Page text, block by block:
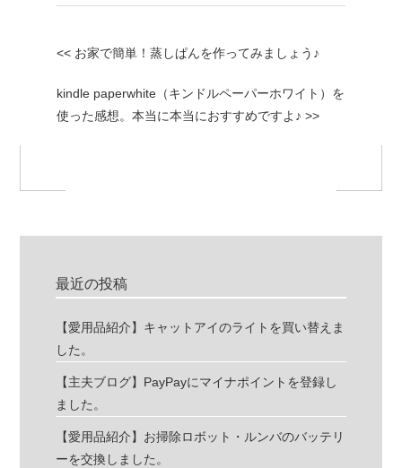
<< お家で簡単！蒸しぱんを作ってみましょう♪
kindle paperwhite（キンドルペーパーホワイト）を
使った感想。本当に本当におすすめですよ♪ >>
最近の投稿
【愛用品紹介】キャットアイのライトを買い替えま
した。
【主夫ブログ】PayPayにマイナポイントを登録し
ました。
【愛用品紹介】お掃除ロボット・ルンバのバッテリ
ーを交換しました。